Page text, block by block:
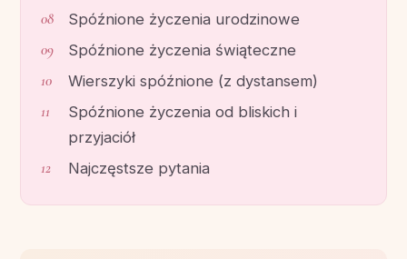
Spóźnione życzenia urodzinowe
Spóźnione życzenia świąteczne
Wierszyki spóźnione (z dystansem)
Spóźnione życzenia od bliskich i
przyjaciół
Najczęstsze pytania